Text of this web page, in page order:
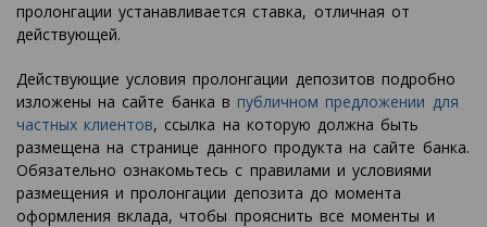
пролонгации устанавливается ставка, отличная от
действующей.
Действующие условия пролонгации депозитов подробно
изложены на сайте банка в публичном предложении для
частных клиентов, ссылка на которую должна быть
размещена на странице данного продукта на сайте банка.
Обязательно ознакомьтесь с правилами и условиями
размещения и пролонгации депозита до момента
оформления вклада, чтобы прояснить все моменты и